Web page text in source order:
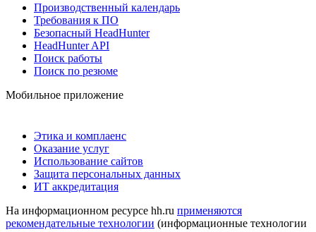
Производственный календарь
Требования к ПО
Безопасный HeadHunter
HeadHunter API
Поиск работы
Поиск по резюме
Мобильное приложение
Этика и комплаенс
Оказание услуг
Использование сайтов
Защита персональных данных
ИТ аккредитация
На информационном ресурсе hh.ru применяются
рекомендательные технологии (информационные технологии